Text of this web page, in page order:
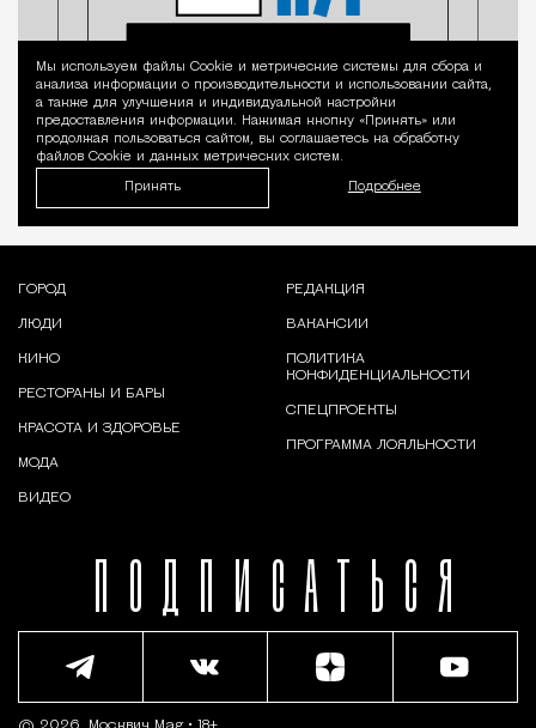
Уведомление
Мы используем файлы Сookie и метрические системы для сбора и
анализа информации о производительности и использовании сайта,
а также для улучшения и индивидуальной настройки
предоставления информации. Нажимая кнопку «Принять» или
продолжая пользоваться сайтом, вы соглашаетесь на обработку
файлов Cookie и данных метрических систем.
Принять Подробнее
ПОДПИСАТЬСЯ
ГОРОД
ЛЮДИ
КИНО
РЕСТОРАНЫ И БАРЫ
КРАСОТА И ЗДОРОВЬЕ
МОДА
ВИДЕО
РЕДАКЦИЯ
ВАКАНСИИ
ПОЛИТИКА
КОНФИДЕНЦИАЛЬНОСТИ
СПЕЦПРОЕКТЫ
ПРОГРАММА ЛОЯЛЬНОСТИ